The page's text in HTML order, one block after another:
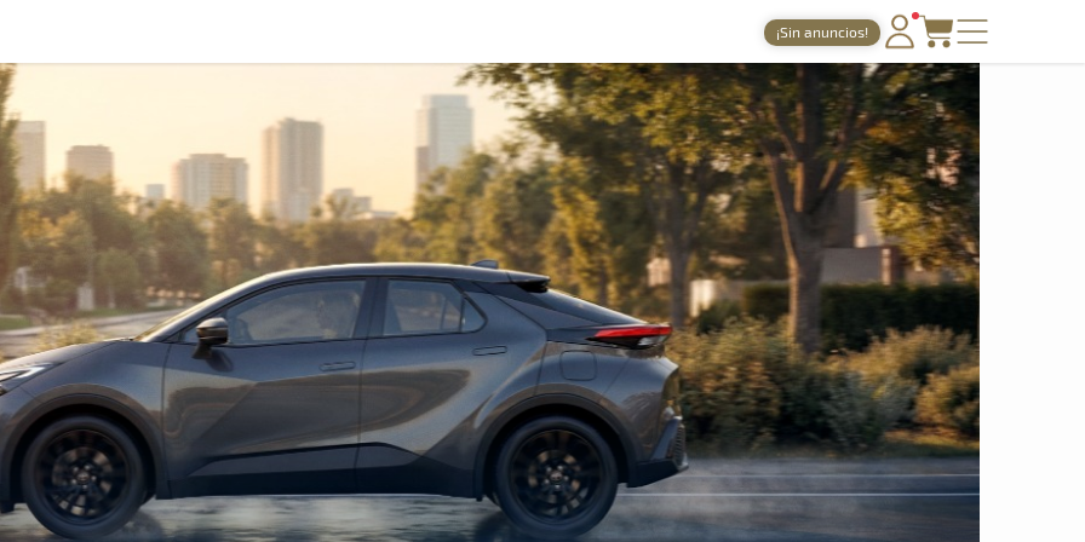
¡Sin anuncios!
PORTADA
TIEMPOS ONLINE
NOTICIAS
AGENDA
GALERÍAS
TIENDA
ARCHIVO